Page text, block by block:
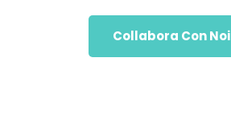
Collabora Con Noi